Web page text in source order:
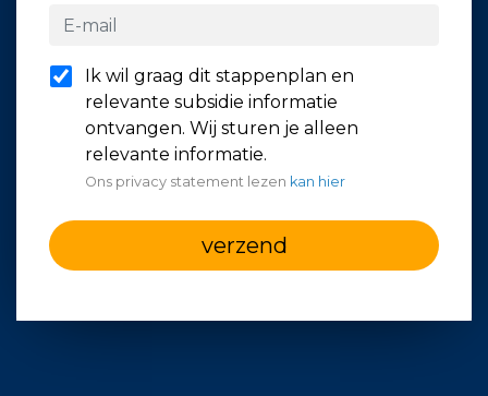
Ik wil graag dit stappenplan en
relevante subsidie informatie
ontvangen. Wij sturen je alleen
relevante informatie.
Ons privacy statement lezen kan hier
verzend